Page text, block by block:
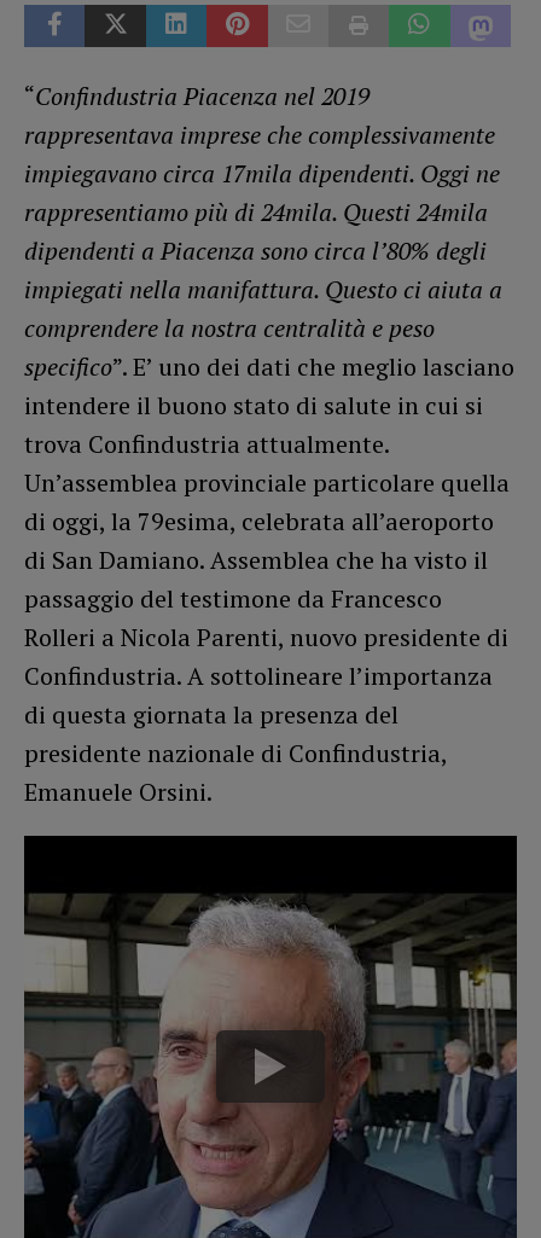
“Confindustria Piacenza nel 2019
rappresentava imprese che complessivamente
impiegavano circa 17mila dipendenti. Oggi ne
rappresentiamo più di 24mila. Questi 24mila
dipendenti a Piacenza sono circa l’80% degli
impiegati nella manifattura. Questo ci aiuta a
comprendere la nostra centralità e peso
specifico”. E’ uno dei dati che meglio lasciano
intendere il buono stato di salute in cui si
trova Confindustria attualmente.
Un’assemblea provinciale particolare quella
di oggi, la 79esima, celebrata all’aeroporto
di San Damiano. Assemblea che ha visto il
passaggio del testimone da Francesco
Rolleri a Nicola Parenti, nuovo presidente di
Confindustria. A sottolineare l’importanza
di questa giornata la presenza del
presidente nazionale di Confindustria,
Emanuele Orsini.